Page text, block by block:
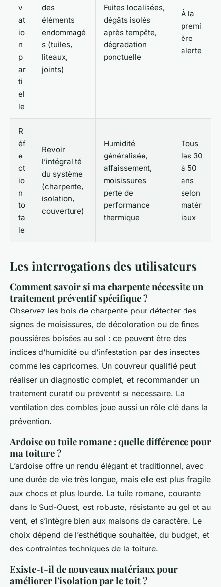
v
at
io
n
p
ar
ti
el
le
des
éléments
endommagé
s (tuiles,
liteaux,
joints)
Fuites localisées,
dégâts isolés
après tempête,
dégradation
ponctuelle
À la
premi
ère
alerte
R
éf
e
ct
io
n
to
ta
le
Revoir
l’intégralité
du système
(charpente,
isolation,
couverture)
Humidité
généralisée,
affaissement,
moisissures,
perte de
performance
thermique
Tous
les 30
à 50
ans
selon
matér
iaux
Les interrogations des utilisateurs
Comment savoir si ma charpente nécessite un
traitement préventif spécifique ?
Observez les bois de charpente pour détecter des
signes de moisissures, de décoloration ou de fines
poussières boisées au sol : ce peuvent être des
indices d’humidité ou d’infestation par des insectes
comme les capricornes. Un couvreur qualifié peut
réaliser un diagnostic complet, et recommander un
traitement curatif ou préventif si nécessaire. La
ventilation des combles joue aussi un rôle clé dans la
prévention.
Ardoise ou tuile romane : quelle différence pour
ma toiture ?
L’ardoise offre un rendu élégant et traditionnel, avec
une durée de vie très longue, mais elle est plus fragile
aux chocs et plus lourde. La tuile romane, courante
dans le Sud-Ouest, est robuste, résistante au gel et au
vent, et s’intègre bien aux maisons de caractère. Le
choix dépend de l’esthétique souhaitée, du budget, et
des contraintes techniques de la toiture.
Existe-t-il de nouveaux matériaux pour
améliorer l'isolation par le toit ?